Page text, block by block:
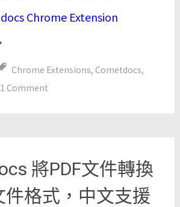
Chrome Extension
Chrome Extensions, Cometdocs,
1 Comment
將PDF文件轉換
件格式，中文支援